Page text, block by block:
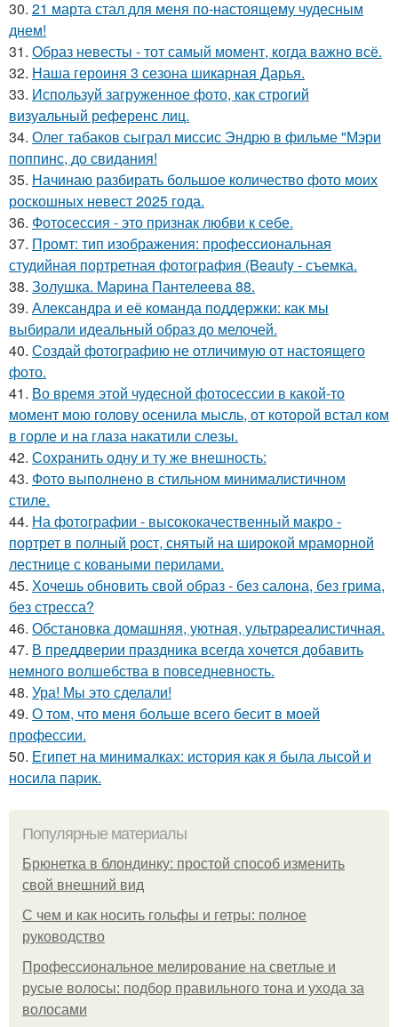
30. 21 марта стал для меня по-настоящему чудесным
днем!
31. Образ невесты - тот самый момент, когда важно всё.
32. Наша героиня 3 сезона шикарная Дарья.
33. Используй загруженное фото, как строгий
визуальный референс лиц.
34. Олег табаков сыграл миссис Эндрю в фильме "Мэри
поппинс, до свидания!
35. Начинаю разбирать большое количество фото моих
роскошных невест 2025 года.
36. Фотосессия - это признак любви к себе.
37. Промт: тип изображения: профессиональная
студийная портретная фотография (Beauty - съемка.
38. Золушка. Марина Пантелеева 88.
39. Александра и её команда поддержки: как мы
выбирали идеальный образ до мелочей.
40. Создай фотографию не отличимую от настоящего
фото.
41. Во время этой чудесной фотосессии в какой-то
момент мою голову осенила мысль, от которой встал ком
в горле и на глаза накатили слезы.
42. Сохранить одну и ту же внешность:
43. Фото выполнено в стильном минималистичном
стиле.
44. На фотографии - высококачественный макро -
портрет в полный рост, снятый на широкой мраморной
лестнице с коваными перилами.
45. Хочешь обновить свой образ - без салона, без грима,
без стресса?
46. Обстановка домашняя, уютная, ультрареалистичная.
47. В преддверии праздника всегда хочется добавить
немного волшебства в повседневность.
48. Ура! Мы это сделали!
49. О том, что меня больше всего бесит в моей
профессии.
50. Египет на минималках: история как я была лысой и
носила парик.
Популярные материалы
Брюнетка в блондинку: простой способ изменить
свой внешний вид
С чем и как носить гольфы и гетры: полное
руководство
Профессиональное мелирование на светлые и
русые волосы: подбор правильного тона и ухода за
волосами